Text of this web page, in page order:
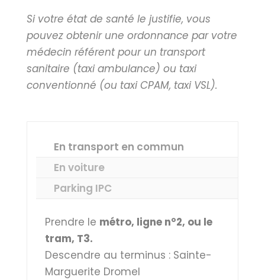
Si votre état de santé le justifie, vous
pouvez obtenir une ordonnance par votre
médecin référent pour un transport
sanitaire (taxi ambulance) ou taxi
conventionné (ou taxi CPAM, taxi VSL).
En transport en commun
En voiture
Parking IPC
Prendre le métro, ligne n°2, ou le
tram, T3.
Descendre au terminus : Sainte-
Marguerite Dromel